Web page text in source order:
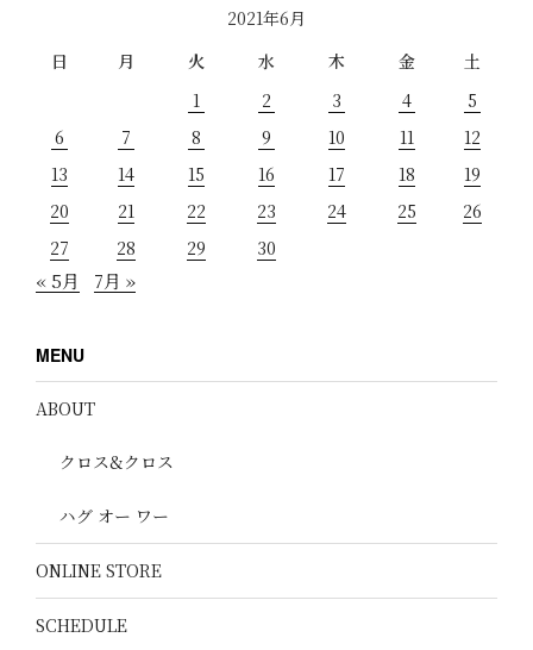
2021年6月
日
月 火 水 木 金
土
1
2 3 4
5
6
7 8 9 10 11
12
13
14 15 16 17 18
19
20
21 22 23 24 25
26
27
28 29 30
« 5月 7月 »
MENU
ABOUT
クロス&クロス
ハグ オー ワー
ONLINE STORE
SCHEDULE